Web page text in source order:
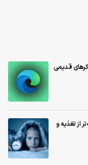
قدیمی
از تغذیه و